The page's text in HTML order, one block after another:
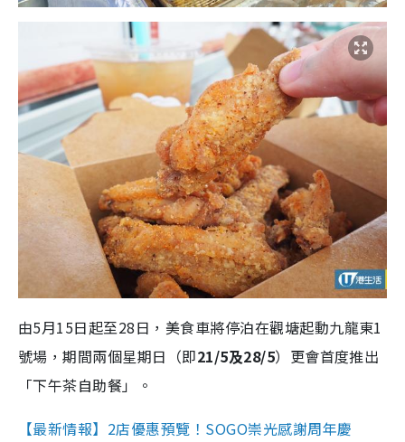
由5月15日起至28日，美食車將停泊在觀塘起動九龍東1
號場，期間兩個星期日（即21/5及28/5）更會首度推出
「下午茶自助餐」。
【最新情報】2店優惠預覽！SOGO崇光感謝周年慶